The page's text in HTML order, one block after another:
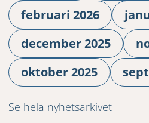
februari 2026
december 2025
oktober 2025
Se hela nyhetsarkivet